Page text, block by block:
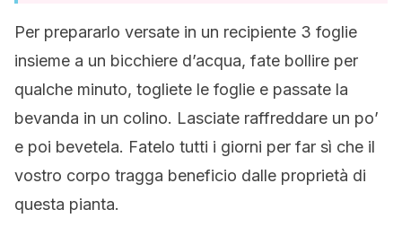
Per prepararlo versate in un recipiente 3 foglie
insieme a un bicchiere d’acqua, fate bollire per
qualche minuto, togliete le foglie e passate la
bevanda in un colino. Lasciate raffreddare un po’
e poi bevetela. Fatelo tutti i giorni per far sì che il
vostro corpo tragga beneficio dalle proprietà di
questa pianta.